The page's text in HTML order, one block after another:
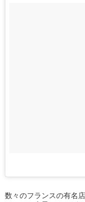
数々のフランスの有名